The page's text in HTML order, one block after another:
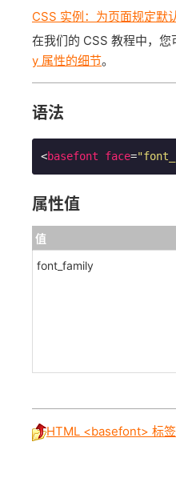
CSS 实例：为页面规定默
在我们的 CSS 教程中，您
y 属性的细节。
语法
<basefont face=
属性值
值
font_family
HTML <basefont> 标签